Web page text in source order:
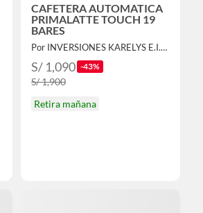
CAFETERA AUTOMATICA
PRIMALATTE TOUCH 19
BARES
Por INVERSIONES KARELYS E.I.R.L
S/ 1,090 -43%
S/ 1,900
Retira mañana